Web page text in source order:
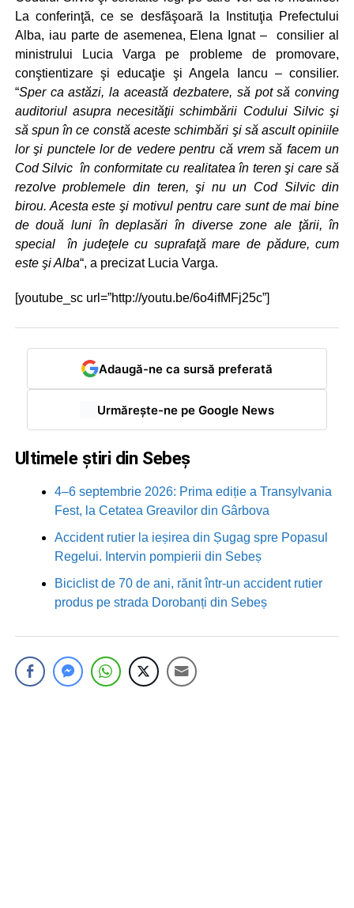
La conferinţă, ce se desfăşoară la Instituţia Prefectului
Alba, iau parte de asemenea, Elena Ignat – consilier al
ministrului Lucia Varga pe probleme de promovare,
conştientizare şi educaţie şi Angela Iancu – consilier.
“Sper ca astăzi, la această dezbatere, să pot să conving
auditoriul asupra necesităţii schimbării Codului Silvic şi
să spun în ce constă aceste schimbări şi să ascult opiniile
lor şi punctele lor de vedere pentru că vrem să facem un
Cod Silvic în conformitate cu realitatea în teren şi care să
rezolve problemele din teren, şi nu un Cod Silvic din
birou. Acesta este şi motivul pentru care sunt de mai bine
de două luni în deplasări în diverse zone ale ţării, în
special în judeţele cu suprafaţă mare de pădure, cum
este şi Alba“, a precizat Lucia Varga.
[youtube_sc url=”http://youtu.be/6o4ifMFj25c”]
Adaugă-ne ca sursă preferată
Urmărește-ne pe Google News
Ultimele știri din Sebeș
4–6 septembrie 2026: Prima ediție a Transylvania
Fest, la Cetatea Greavilor din Gârbova
Accident rutier la ieșirea din Șugag spre Popasul
Regelui. Intervin pompierii din Sebeș
Biciclist de 70 de ani, rănit într-un accident rutier
produs pe strada Dorobanți din Sebeș